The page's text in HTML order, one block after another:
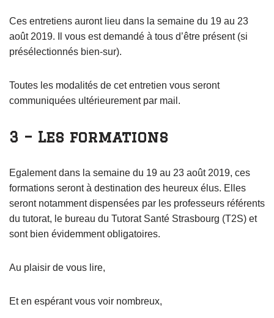
Ces entretiens auront lieu dans la semaine du 19 au 23
août 2019. Il vous est demandé à tous d’être présent (si
présélectionnés bien-sur).
Toutes les modalités de cet entretien vous seront
communiquées ultérieurement par mail.
3 – Les formations
Egalement dans la semaine du 19 au 23 août 2019, ces
formations seront à destination des heureux élus. Elles
seront notamment dispensées par les professeurs référents
du tutorat, le bureau du Tutorat Santé Strasbourg (T2S) et
sont bien évidemment obligatoires.
Au plaisir de vous lire,
Et en espérant vous voir nombreux,